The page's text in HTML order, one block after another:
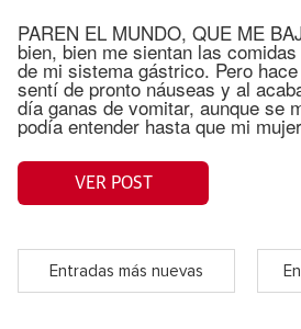
PAREN EL MUNDO, QUE ME
bien, bien me sientan las
de mi sistema gástrico. Pero
sentí de pronto náuseas y al
día ganas de vomitar, aunque se
podía entender hasta que mi
VER POST
Entradas más nuevas